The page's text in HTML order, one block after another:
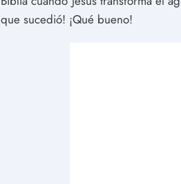
que sucedió! ¡Qué bueno!